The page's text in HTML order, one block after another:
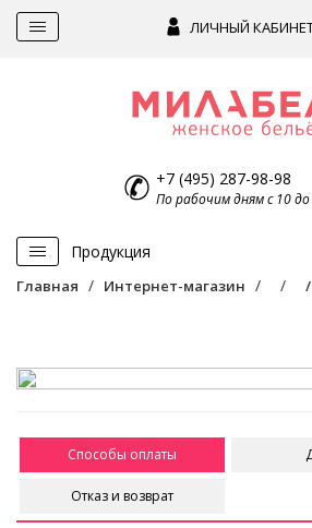
ЛИЧНЫЙ
+7 (495) 287-98-98
По рабочим дням с 10 до
Продукция
Главная Интернет-магазин
Способы оплаты
Отказ и возврат